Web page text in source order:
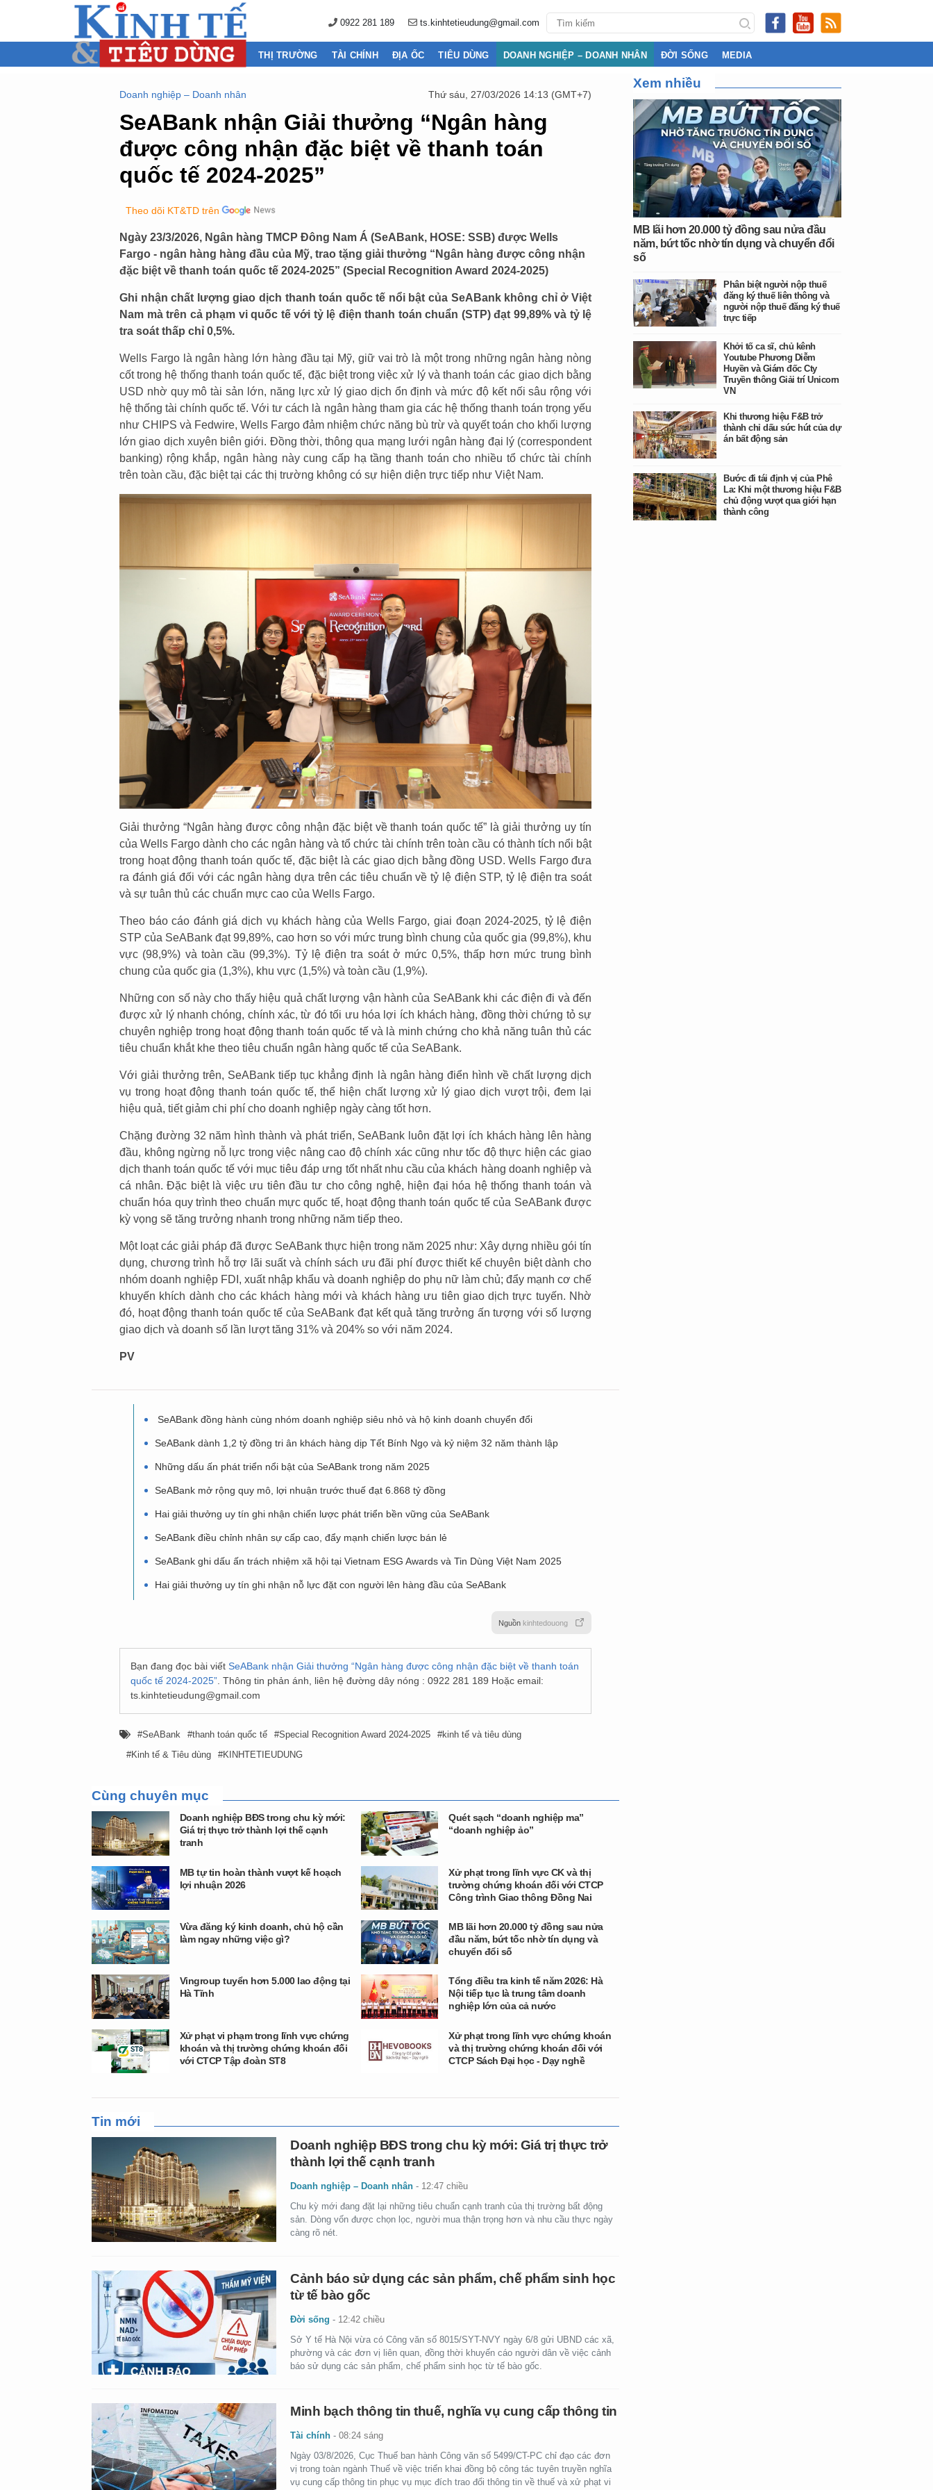
0922 281 189 ts.kinhtetieudung@gmail.com
THỊ TRƯỜNG TÀI CHÍNH ĐỊA ỐC TIÊU DÙNG DOANH NGHIỆP – DOANH NHÂN ĐỜI SỐNG MEDIA
Doanh nghiệp – Doanh nhân Thứ sáu, 27/03/2026 14:13 (GMT+7)
SeABank nhận Giải thưởng “Ngân hàng
được công nhận đặc biệt về thanh toán
quốc tế 2024-2025”
Theo dõi KT&TD trên
Ngày 23/3/2026, Ngân hàng TMCP Đông Nam Á (SeABank, HOSE: SSB) được Wells
Fargo - ngân hàng hàng đầu của Mỹ, trao tặng giải thưởng “Ngân hàng được công nhận
đặc biệt về thanh toán quốc tế 2024-2025” (Special Recognition Award 2024-2025)
Ghi nhận chất lượng giao dịch thanh toán quốc tế nổi bật của SeABank không chỉ ở Việt
Nam mà trên cả phạm vi quốc tế với tỷ lệ điện thanh toán chuẩn (STP) đạt 99,89% và tỷ lệ
tra soát thấp chỉ 0,5%.
Wells Fargo là ngân hàng lớn hàng đầu tại Mỹ, giữ vai trò là một trong những ngân hàng nòng
cốt trong hệ thống thanh toán quốc tế, đặc biệt trong việc xử lý và thanh toán các giao dịch bằng
USD nhờ quy mô tài sản lớn, năng lực xử lý giao dịch ổn định và mức độ kết nối sâu rộng với
hệ thống tài chính quốc tế. Với tư cách là ngân hàng tham gia các hệ thống thanh toán trọng yếu
như CHIPS và Fedwire, Wells Fargo đảm nhiệm chức năng bù trừ và quyết toán cho khối lượng
lớn giao dịch xuyên biên giới. Đồng thời, thông qua mạng lưới ngân hàng đại lý (correspondent
banking) rộng khắp, ngân hàng này cung cấp hạ tầng thanh toán cho nhiều tổ chức tài chính
trên toàn cầu, đặc biệt tại các thị trường không có sự hiện diện trực tiếp như Việt Nam.
Giải thưởng “Ngân hàng được công nhận đặc biệt về thanh toán quốc tế” là giải thưởng uy tín
của Wells Fargo dành cho các ngân hàng và tổ chức tài chính trên toàn cầu có thành tích nổi bật
trong hoạt động thanh toán quốc tế, đặc biệt là các giao dịch bằng đồng USD. Wells Fargo đưa
ra đánh giá đối với các ngân hàng dựa trên các tiêu chuẩn về tỷ lệ điện STP, tỷ lệ điện tra soát
và sự tuân thủ các chuẩn mực cao của Wells Fargo.
Theo báo cáo đánh giá dịch vụ khách hàng của Wells Fargo, giai đoạn 2024-2025, tỷ lệ điện
STP của SeABank đạt 99,89%, cao hơn so với mức trung bình chung của quốc gia (99,8%), khu
vực (98,9%) và toàn cầu (99,3%). Tỷ lệ điện tra soát ở mức 0,5%, thấp hơn mức trung bình
chung của quốc gia (1,3%), khu vực (1,5%) và toàn cầu (1,9%).
Những con số này cho thấy hiệu quả chất lượng vận hành của SeABank khi các điện đi và đến
được xử lý nhanh chóng, chính xác, từ đó tối ưu hóa lợi ích khách hàng, đồng thời chứng tỏ sự
chuyên nghiệp trong hoạt động thanh toán quốc tế và là minh chứng cho khả năng tuân thủ các
tiêu chuẩn khắt khe theo tiêu chuẩn ngân hàng quốc tế của SeABank.
Với giải thưởng trên, SeABank tiếp tục khẳng định là ngân hàng điển hình về chất lượng dịch
vụ trong hoạt động thanh toán quốc tế, thể hiện chất lượng xử lý giao dịch vượt trội, đem lại
hiệu quả, tiết giảm chi phí cho doanh nghiệp ngày càng tốt hơn.
Chặng đường 32 năm hình thành và phát triển, SeABank luôn đặt lợi ích khách hàng lên hàng
đầu, không ngừng nỗ lực trong việc nâng cao độ chính xác cũng như tốc độ thực hiện các giao
dịch thanh toán quốc tế với mục tiêu đáp ưng tốt nhất nhu cầu của khách hàng doanh nghiệp và
cá nhân. Đặc biệt là việc ưu tiên đầu tư cho công nghệ, hiện đại hóa hệ thống thanh toán và
chuẩn hóa quy trình theo chuẩn mực quốc tế, hoạt động thanh toán quốc tế của SeABank được
kỳ vọng sẽ tăng trưởng nhanh trong những năm tiếp theo.
Một loạt các giải pháp đã được SeABank thực hiện trong năm 2025 như: Xây dựng nhiều gói tín
dụng, chương trình hỗ trợ lãi suất và chính sách ưu đãi phí được thiết kế chuyên biệt dành cho
nhóm doanh nghiệp FDI, xuất nhập khẩu và doanh nghiệp do phụ nữ làm chủ; đẩy mạnh cơ chế
khuyến khích dành cho các khách hàng mới và khách hàng ưu tiên giao dịch trực tuyến. Nhờ
đó, hoạt động thanh toán quốc tế của SeABank đạt kết quả tăng trưởng ấn tượng với số lượng
giao dịch và doanh số lần lượt tăng 31% và 204% so với năm 2024.
PV
SeABank đồng hành cùng nhóm doanh nghiệp siêu nhỏ và hộ kinh doanh chuyển đổi
SeABank dành 1,2 tỷ đồng tri ân khách hàng dịp Tết Bính Ngọ và kỷ niệm 32 năm thành lập
Những dấu ấn phát triển nổi bật của SeABank trong năm 2025
SeABank mở rộng quy mô, lợi nhuận trước thuế đạt 6.868 tỷ đồng
Hai giải thưởng uy tín ghi nhận chiến lược phát triển bền vững của SeABank
SeABank điều chỉnh nhân sự cấp cao, đẩy mạnh chiến lược bán lẻ
SeABank ghi dấu ấn trách nhiệm xã hội tại Vietnam ESG Awards và Tin Dùng Việt Nam 2025
Hai giải thưởng uy tín ghi nhận nỗ lực đặt con người lên hàng đầu của SeABank
Nguồn kinhtedouong
Bạn đang đọc bài viết SeABank nhận Giải thưởng “Ngân hàng được công nhận đặc biệt về thanh toán
quốc tế 2024-2025”. Thông tin phản ánh, liên hệ đường dây nóng : 0922 281 189 Hoặc email:
ts.kinhtetieudung@gmail.com
SeABank thanh toán quốc tế Special Recognition Award 2024-2025
kinh tế và tiêu dùng
Kinh tế & Tiêu dùng
KINHTETIEUDUNG
Cùng chuyên mục
Doanh nghiệp BĐS trong chu kỳ mới:
Giá trị thực trở thành lợi thế cạnh
tranh
Quét sạch “doanh nghiệp ma”
“doanh nghiệp ảo”
MB tự tin hoàn thành vượt kế hoạch
lợi nhuận 2026
Xử phạt trong lĩnh vực CK và thị
trường chứng khoán đối với CTCP
Công trình Giao thông Đồng Nai
Vừa đăng ký kinh doanh, chủ hộ cần
làm ngay những việc gì?
MB lãi hơn 20.000 tỷ đồng sau nửa
đầu năm, bứt tốc nhờ tín dụng và
chuyển đổi số
Vingroup tuyển hơn 5.000 lao động tại
Hà Tĩnh
Tổng điều tra kinh tế năm 2026: Hà
Nội tiếp tục là trung tâm doanh
nghiệp lớn của cả nước
Xử phạt vi phạm trong lĩnh vực chứng
khoán và thị trường chứng khoán đối
với CTCP Tập đoàn ST8
Xử phạt trong lĩnh vực chứng khoán
và thị trường chứng khoán đối với
CTCP Sách Đại học - Dạy nghề
Tin mới
Doanh nghiệp BĐS trong chu kỳ mới: Giá trị thực trở
thành lợi thế cạnh tranh
Doanh nghiệp – Doanh nhân - 12:47 chiều
Chu kỳ mới đang đặt lại những tiêu chuẩn cạnh tranh của thị trường bất động
sản. Dòng vốn được chọn lọc, người mua thận trọng hơn và nhu cầu thực ngày
càng rõ nét.
Cảnh báo sử dụng các sản phẩm, chế phẩm sinh học
từ tế bào gốc
Đời sống - 12:42 chiều
Sở Y tế Hà Nội vừa có Công văn số 8015/SYT-NVY ngày 6/8 gửi UBND các xã,
phường và các đơn vị liên quan, đồng thời khuyến cáo người dân về việc cảnh
báo sử dụng các sản phẩm, chế phẩm sinh học từ tế bào gốc.
Minh bạch thông tin thuế, nghĩa vụ cung cấp thông tin
Tài chính -08:24 sáng
Ngày 03/8/2026, Cục Thuế ban hành Công văn số 5499/CT-PC chỉ đạo các đơn
vị trong toàn ngành Thuế về việc triển khai đồng bộ công tác tuyên truyền nghĩa
vụ cung cấp thông tin phục vụ mục đích trao đổi thông tin về thuế và xử phạt vi
Xem nhiều
MB lãi hơn 20.000 tỷ đồng sau nửa đầu
năm, bứt tốc nhờ tín dụng và chuyển đổi
số
Phân biệt người nộp thuế
đăng ký thuế liên thông và
người nộp thuế đăng ký thuế
trực tiếp
Khởi tố ca sĩ, chủ kênh
Youtube Phương Diễm
Huyền và Giám đốc Cty
Truyền thông Giải trí Unicorn
VN
Khi thương hiệu F&B trở
thành chỉ dấu sức hút của dự
án bất động sản
Bước đi tái định vị của Phê
La: Khi một thương hiệu F&B
chủ động vượt qua giới hạn
thành công